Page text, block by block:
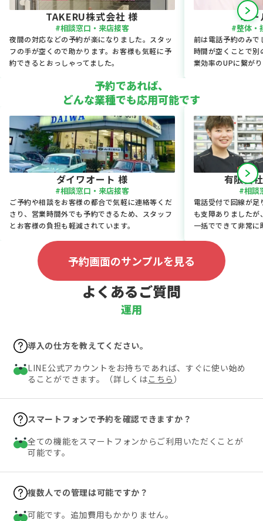
TAKERU株式会社 様
#相談窓口・来店接客
夜間の対応などの予約が楽になりました。スタッ
フの手が空くので助かります。お客様も気軽に予
約できるとおっしゃってました。
オー
#整体・
前は電話予約のみ
時間が空くことで
業効率のUPに繋が
予約であれば、
どんな業種でも応用可能です
ダイワオート 様
#相談窓口・来店接客
ご予約や相談をお客様の都合で気軽に連絡等くだ
さり、営業時間外でも予約できるため、スタッフ
とお客様の負担も軽減されています。
有限会
#相談
電話受付で回線が
も支障ありました
一括でできて非常
予約画面のサンプルを見る
よくあるご質問
運用
導入の仕方を教えてください。
LINE公式アカウントをお持ちであれば、すぐに使い始め
ることができます。（詳しくはこちら）
スマートフォンで予約を確認できますか？
全ての機能をスマートフォンからご利用いただくことが
可能です。
複数人での管理は可能ですか？
可能です。追加費用もかかりません。